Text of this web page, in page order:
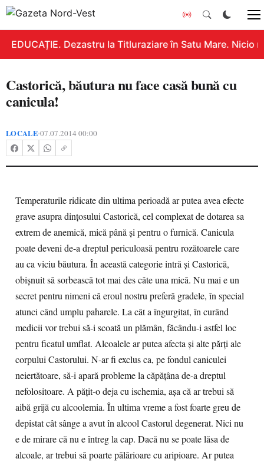
EDUCAȚIE. Dezastru la Titluraziare în Satu Mare. Nicio
Castorică, băutura nu face casă bună cu
canicula!
LOCALE•07.07.2014 00:00
Temperaturile ridicate din ultima perioadă ar putea avea efecte
grave asupra dinţosului Castorică, cel complexat de dotarea sa
extrem de anemică, mică până şi pentru o furnică. Canicula
poate deveni de-a dreptul periculoasă pentru rozătoarele care
au ca viciu băutura. În această categorie intră şi Castorică,
obişnuit să sorbească tot mai des câte una mică. Nu mai e un
secret pentru nimeni că eroul nostru preferă gradele, în special
atunci când umplu paharele. La cât a îngurgitat, în curând
medicii vor trebui să-i scoată un plămân, făcându-i astfel loc
pentru ficatul umflat. Alcoalele ar putea afecta şi alte părţi ale
corpului Castorului. N-ar fi exclus ca, pe fondul caniculei
neiertătoare, să-i apară probleme la căpăţâna de-a dreptul
nefolositoare. A păţit-o deja cu ischemia, aşa că ar trebui să
aibă grijă cu alcoolemia. În ultima vreme a fost foarte greu de
depistat cât sânge a avut în alcool Castorul degenerat. Nici nu
e de mirare că nu e întreg la cap. Dacă nu se poate lăsa de
alcoale, ar trebui să poarte pălărioare cu aripioare. Ar putea